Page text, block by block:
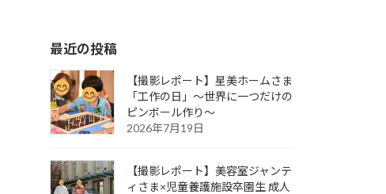
最近の投稿
【撮影レポート】星美ホームさま
「工作の日」～世界に一つだけの
ピンボール作り～
2026年7月19日
【撮影レポート】美容室ジャンテ
ィさま×児童養護施設卒園生 成人